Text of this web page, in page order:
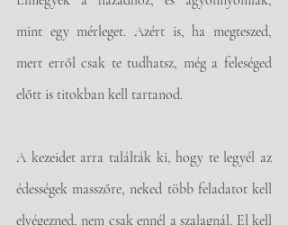
mint egy mérleget. Azért is, ha megteszed,
mert erről csak te tudhatsz, még a feleséged
előtt is titokban kell tartanod.
A kezeidet arra találták ki, hogy te legyél az
édességek masszőre, neked több feladatot kell
elvégezned, nem csak ennél a szalagnál. El kell